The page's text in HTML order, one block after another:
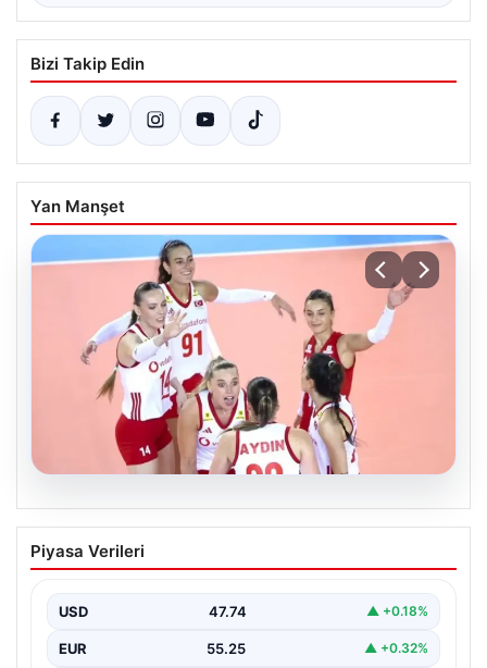
Bizi Takip Edin
Yan Manşet
Filenin Sultanları, Fransa’yı Yenilmez
Serisini Sürdürüyor
öncesinde yaptığı hazırlık maçlarında gösterdiği üstün
performansla…
Piyasa Verileri
USD 47.74 ▲ +0.18%
EUR 55.25 ▲ +0.32%